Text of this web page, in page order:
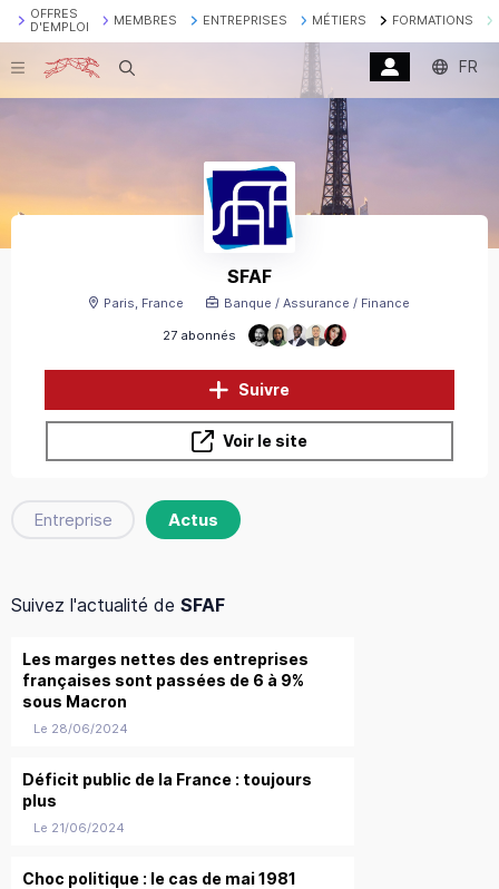
OFFRES
D'EMPLOI
MEMBRES ENTREPRISES MÉTIERS FORMATIONS
Recherche FR
SFAF
27 abonnés
Paris, France Banque / Assurance / Finance
Suivre
Voir le site
Entreprise Actus
Suivez l'actualité de SFAF
Les marges nettes des entreprises
françaises sont passées de 6 à 9%
sous Macron
Le 28/06/2024
Déficit public de la France : toujours
plus
Le 21/06/2024
Choc politique : le cas de mai 1981